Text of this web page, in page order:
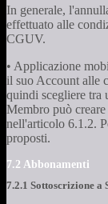
In generale,
effettuato alle
CGUV.
• Applicazione
il suo Account alle
quindi scegliere tra
Membro può
nell'articolo 6.1.2.
proposti.
7.2 Abbonamenti
7.2.1 Sottoscrizione a